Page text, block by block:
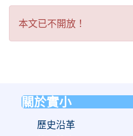
本
文
開
放！
本文已不開放！
關於實小
歷史沿革